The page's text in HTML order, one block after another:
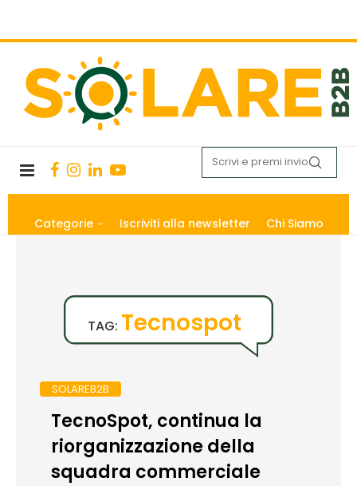
Categorie Iscriviti alla newsletter Chi Siamo
TAG: Tecnospot
SOLAREB2B
TecnoSpot, continua la
riorganizzazione della
squadra commerciale